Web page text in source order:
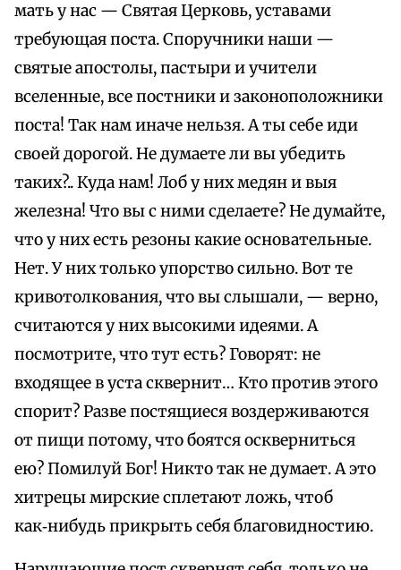
мать у нас — Святая Церковь, уставами
требующая поста. Споручники наши —
святые апостолы, пастыри и учители
вселенные, все постники и законоположники
поста! Так нам иначе нельзя. А ты себе иди
своей дорогой. Не думаете ли вы убедить
таких?.. Куда нам! Лоб у них медян и выя
железна! Что вы с ними сделаете? Не думайте,
что у них есть резоны какие основательные.
Нет. У них только упорство сильно. Вот те
кривотолкования, что вы слышали, — верно,
считаются у них высокими идеями. А
посмотрите, что тут есть? Говорят: не
входящее в уста сквернит… Кто против этого
спорит? Разве постящиеся воздерживаются
от пищи потому, что боятся оскверниться
ею? Помилуй Бог! Никто так не думает. А это
хитрецы мирские сплетают ложь, чтоб
как‑нибудь прикрыть себя благовидностию.